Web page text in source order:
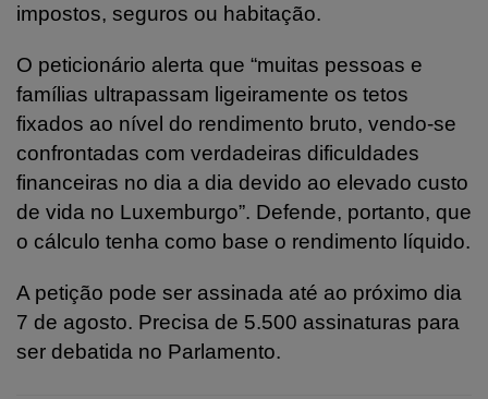
impostos, seguros ou habitação.
O peticionário alerta que “muitas pessoas e
famílias ultrapassam ligeiramente os tetos
fixados ao nível do rendimento bruto, vendo-se
confrontadas com verdadeiras dificuldades
financeiras no dia a dia devido ao elevado custo
de vida no Luxemburgo”. Defende, portanto, que
o cálculo tenha como base o rendimento líquido.
A petição pode ser assinada até ao próximo dia
7 de agosto. Precisa de 5.500 assinaturas para
ser debatida no Parlamento.